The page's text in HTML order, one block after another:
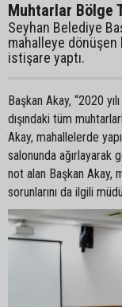
Muhtarlar Bölge
Seyhan Belediye
mahalleye dönüşen
istişare yaptı.
Başkan Akay, “2020
dışındaki tüm
Akay, mahallelerde
salonunda ağırlayarak
not alan Başkan Akay,
sorunlarını da ilgili